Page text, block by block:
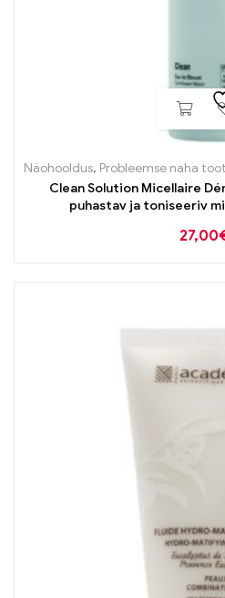
Näohooldus, Probleemse naha
Clean Solution Micellaire
27,00